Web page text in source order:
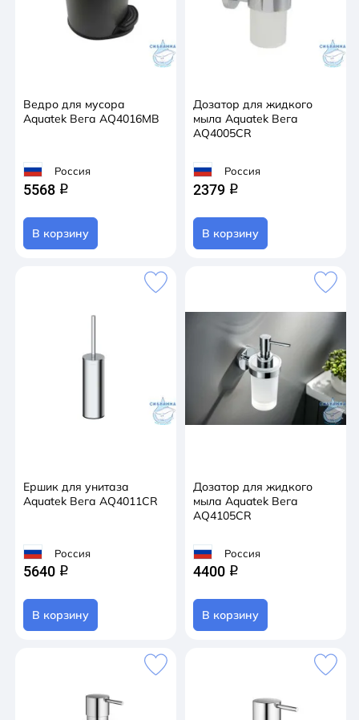
Ведро для мусора
Aquatek Вега AQ4016MB
Россия
5568 q
В корзину
Дозатор для жидкого
мыла Aquatek Вега
AQ4005CR
Россия
2379 q
В корзину
Ершик для унитаза
Aquatek Вега AQ4011CR
Россия
5640 q
В корзину
Дозатор для жидкого
мыла Aquatek Вега
AQ4105CR
Россия
4400 q
В корзину